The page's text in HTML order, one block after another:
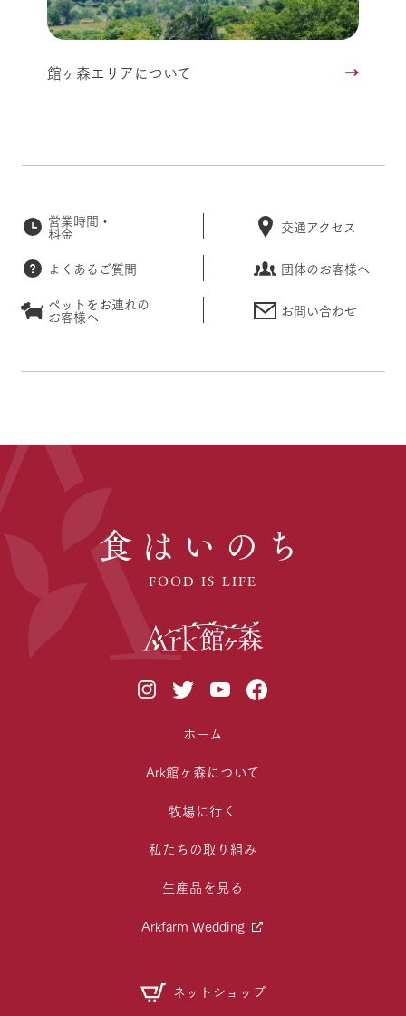
館ヶ森エリアについて
営業時間・
料金 交通アクセス
よくあるご質問
団体のお客様へ
ペットをお連れの
お客様へ お問い合わせ
食はいのち
FOOD IS LIFE
ホーム
Ark館ヶ森について
牧場に行く
私たちの取り組み
生産品を見る
Arkfarm Wedding
ネットショップ